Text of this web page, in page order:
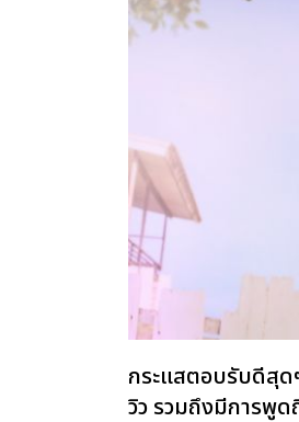
กระแสตอบรับดีสุ
วิว รวมถึงมีการพู